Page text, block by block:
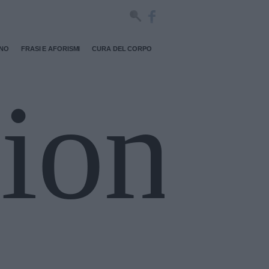
FRASI E AFORISMI CURA DEL CORPO